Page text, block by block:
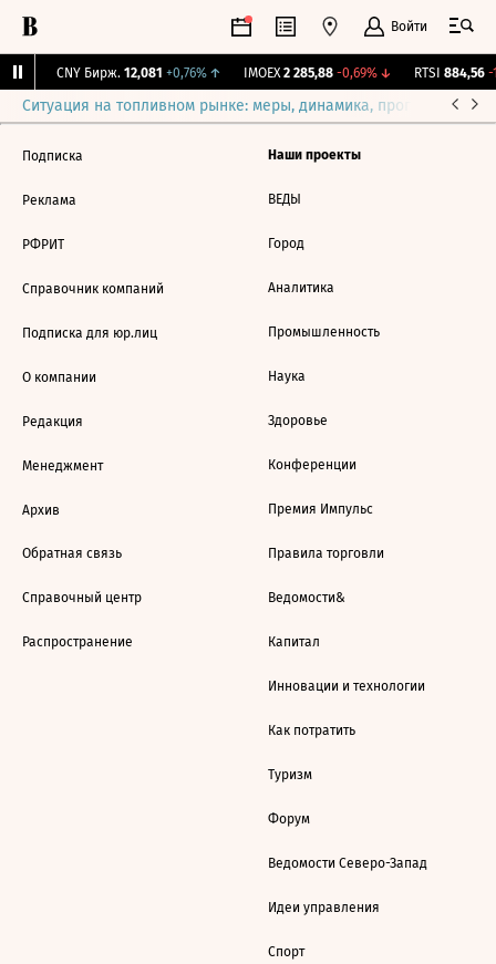
Войти
CNY Бирж. 12,081 +0,76%↑ IMOEX 2 285,88 -0,69%↓ RTSI 884,56 -
Ситуация на топливном рынке: меры, динамика, прогнозы
Подписка
Реклама
РФРИТ
Справочник компаний
Подписка для юр.лиц
О компании
Редакция
Менеджмент
Архив
Обратная связь
Справочный центр
Распространение
Наши проекты
ВЕДЫ
Город
Аналитика
Промышленность
Наука
Здоровье
Конференции
Премия Импульс
Правила торговли
Ведомости&
Капитал
Инновации и технологии
Как потратить
Туризм
Форум
Ведомости Северо-Запад
Идеи управления
Спорт